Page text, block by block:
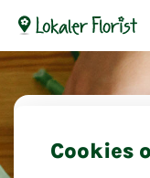
Cookies